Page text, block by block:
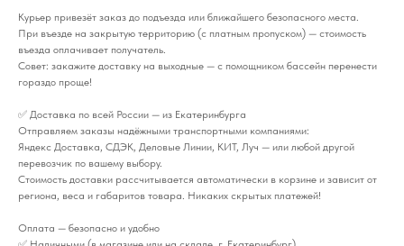
Курьер привезёт заказ до подъезда или ближайшего безопасного места.
При въезде на закрытую территорию (с платным пропуском) — стоимость
въезда оплачивает получатель.
Совет: закажите доставку на выходные — с помощником бассейн перенести
гораздо проще!
✅ Доставка по всей России — из Екатеринбурга
Отправляем заказы надёжными транспортными компаниями:
Яндекс Доставка, СДЭК, Деловые Линии, КИТ, Луч — или любой другой
перевозчик по вашему выбору.
Стоимость доставки рассчитывается автоматически в корзине и зависит от
региона, веса и габаритов товара. Никаких скрытых платежей!
Оплата — безопасно и удобно